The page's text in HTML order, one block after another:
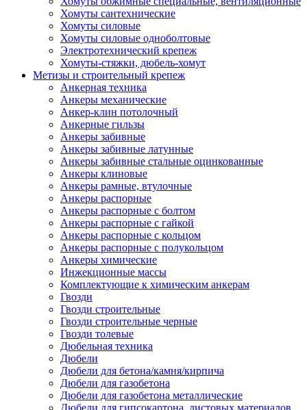
Хомуты сантехнические
Хомуты силовые
Хомуты силовые одноболтовые
Электротехнический крепеж
Хомуты-стяжки, дюбель-хомут
Метизы и строительный крепеж
Анкерная техника
Анкеры механические
Анкер-клин потолочный
Анкерные гильзы
Анкеры забивные
Анкеры забивные латунные
Анкеры забивные стальные оцинкованные
Анкеры клиновые
Анкеры рамные, втулочные
Анкеры распорные
Анкеры распорные с болтом
Анкеры распорные с гайкой
Анкеры распорные с кольцом
Анкеры распорные с полукольцом
Анкеры химические
Инжекционные массы
Комплектующие к химическим анкерам
Гвозди
Гвозди строительные
Гвозди строительные черные
Гвозди толевые
Дюбельная техника
Дюбели
Дюбели для бетона/камня/кирпича
Дюбели для газобетона
Дюбели для газобетона металлические
Дюбели для гипсокартона, листовых материалов